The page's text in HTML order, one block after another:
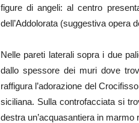
figure di angeli: al centro
dell’Addolorata (suggestiva opera
Nelle pareti laterali sopra i due
dallo spessore dei muri dove
raffigura l’adorazione del
siciliana. Sulla controfacciata si
destra un’acquasantiera in marmo